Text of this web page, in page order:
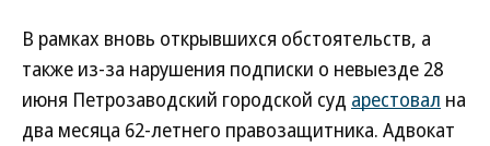
В рамках вновь открывшихся обстоятельств, а
также из-за нарушения подписки о невыезде 28
июня Петрозаводский городской суд арестовал на
два месяца 62-летнего правозащитника. Адвокат